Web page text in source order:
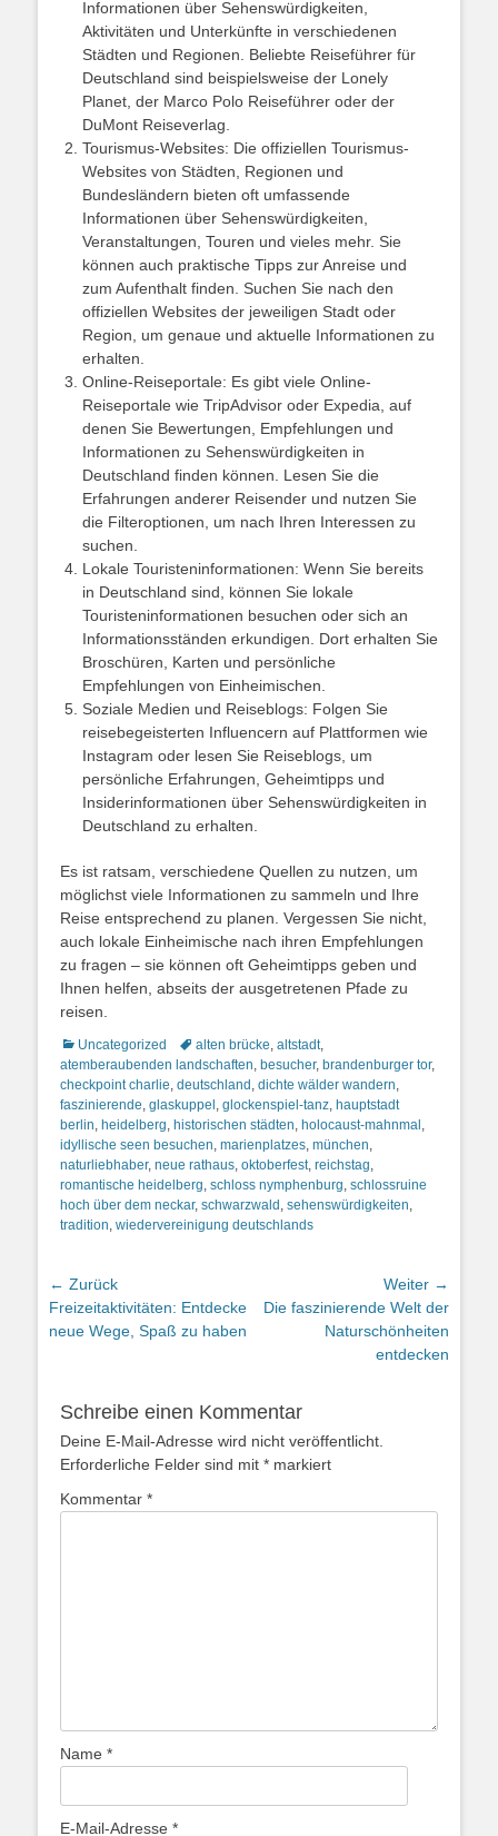
Informationen über Sehenswürdigkeiten,
Aktivitäten und Unterkünfte in verschiedenen
Städten und Regionen. Beliebte Reiseführer für
Deutschland sind beispielsweise der Lonely
Planet, der Marco Polo Reiseführer oder der
DuMont Reiseverlag.
Tourismus-Websites: Die offiziellen Tourismus-
Websites von Städten, Regionen und
Bundesländern bieten oft umfassende
Informationen über Sehenswürdigkeiten,
Veranstaltungen, Touren und vieles mehr. Sie
können auch praktische Tipps zur Anreise und
zum Aufenthalt finden. Suchen Sie nach den
offiziellen Websites der jeweiligen Stadt oder
Region, um genaue und aktuelle Informationen zu
erhalten.
Online-Reiseportale: Es gibt viele Online-
Reiseportale wie TripAdvisor oder Expedia, auf
denen Sie Bewertungen, Empfehlungen und
Informationen zu Sehenswürdigkeiten in
Deutschland finden können. Lesen Sie die
Erfahrungen anderer Reisender und nutzen Sie
die Filteroptionen, um nach Ihren Interessen zu
suchen.
Lokale Touristeninformationen: Wenn Sie bereits
in Deutschland sind, können Sie lokale
Touristeninformationen besuchen oder sich an
Informationsständen erkundigen. Dort erhalten Sie
Broschüren, Karten und persönliche
Empfehlungen von Einheimischen.
Soziale Medien und Reiseblogs: Folgen Sie
reisebegeisterten Influencern auf Plattformen wie
Instagram oder lesen Sie Reiseblogs, um
persönliche Erfahrungen, Geheimtipps und
Insiderinformationen über Sehenswürdigkeiten in
Deutschland zu erhalten.
Es ist ratsam, verschiedene Quellen zu nutzen, um
möglichst viele Informationen zu sammeln und Ihre
Reise entsprechend zu planen. Vergessen Sie nicht,
auch lokale Einheimische nach ihren Empfehlungen
zu fragen – sie können oft Geheimtipps geben und
Ihnen helfen, abseits der ausgetretenen Pfade zu
reisen.
Kategorien
Uncategorized Schlagworte
alten brücke, altstadt,
atemberaubenden landschaften, besucher, brandenburger tor,
checkpoint charlie, deutschland , dichte wälder wandern,
faszinierende, glaskuppel , glockenspiel-tanz, hauptstadt
berlin, heidelberg, historischen städten, holocaust-mahnmal ,
idyllische seen besuchen, marienplatzes, münchen,
naturliebhaber, neue rathaus, oktoberfest, reichstag,
romantische heidelberg, schloss nymphenburg, schlossruine
hoch über dem neckar, schwarzwald , sehenswürdigkeiten,
tradition, wiedervereinigung deutschlands
Beitragsnavigation
← Zurück
Vorheriger
Beitrag:
Freizeitaktivitäten: Entdecke
neue Wege, Spaß zu haben
Weiter →
Nächster
Die faszinierende Welt der
Naturschönheiten
entdecken
Schreibe einen Kommentar
Deine E-Mail-Adresse wird nicht veröffentlicht.
Erforderliche Felder sind mit * markiert
Kommentar *
Name *
E-Mail-Adresse *